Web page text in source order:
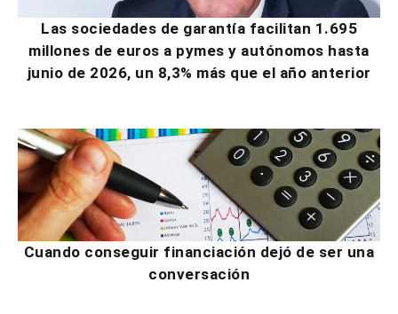
Las sociedades de garantía facilitan 1.695
millones de euros a pymes y autónomos hasta
junio de 2026, un 8,3% más que el año anterior
Cuando conseguir financiación dejó de ser una
conversación